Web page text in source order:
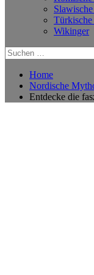
Wikinger
Suchen
nach:
Home
Nordische
Entdecke die